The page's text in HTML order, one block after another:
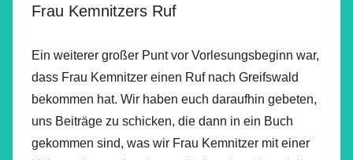
Frau Kemnitzers Ruf
Ein weiterer großer Punt vor Vorlesungsbeginn war,
dass Frau Kemnitzer einen Ruf nach Greifswald
bekommen hat. Wir haben euch daraufhin gebeten,
uns Beiträge zu schicken, die dann in ein Buch
gekommen sind, was wir Frau Kemnitzer mit einer